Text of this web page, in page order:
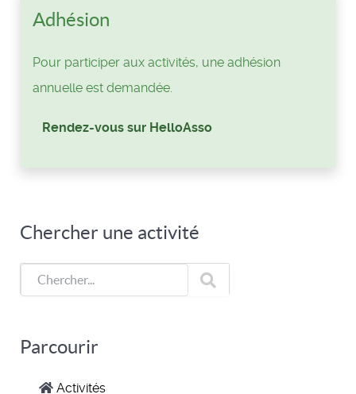
Adhésion
Pour participer aux activités, une adhésion
annuelle est demandée.
Rendez-vous sur HelloAsso
Chercher une activité
Parcourir
Activités